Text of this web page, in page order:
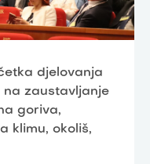
djelovanja
na zaustavljanje
goriva,
klimu, okoliš,